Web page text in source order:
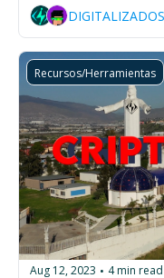
Recursos/Herramientas
Aug 12, 2023 • 4 min read